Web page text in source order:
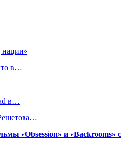
нации»
в…
в…
«Obsession» и «Backrooms»